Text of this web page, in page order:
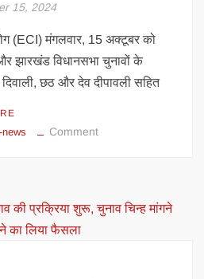
तय
जीत-
हार
15, 2024
(ECI) मंगलवार, 15 अक्टूबर को
झारखंड विधानसभा चुनावों के
छठ और देव दीपावली सहित
news Commenton
चुनाव